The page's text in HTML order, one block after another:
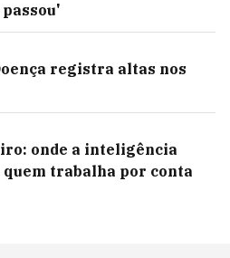
registra altas nos
onde a inteligência
trabalha por conta